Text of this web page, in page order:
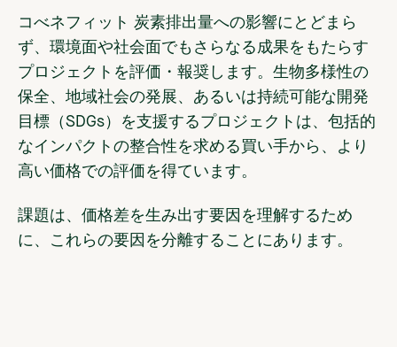
コべネフィット 炭素排出量への影響にとどまら
ず、環境面や社会面でもさらなる成果をもたらす
プロジェクトを評価・報奨します。生物多様性の
保全、地域社会の発展、あるいは持続可能な開発
目標（SDGs）を支援するプロジェクトは、包括的
なインパクトの整合性を求める買い手から、より
高い価格での評価を得ています。
課題は、価格差を生み出す要因を理解するため
に、これらの要因を分離することにあります。